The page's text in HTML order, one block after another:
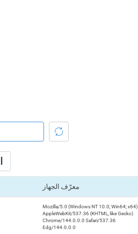
معرّف الجهاز
Mozilla/5.0 (Windows NT 10.0; Win64; x64)
AppleWebKit/537.36 (KHTML, like Gecko)
Chrome/144.0.0.0 Safari/537.36
Edg/144.0.0.0